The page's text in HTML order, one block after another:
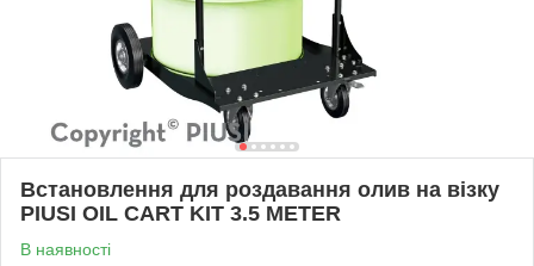
Встановлення для роздавання олив на візку
PIUSI OIL CART KIT 3.5 METER
В наявності